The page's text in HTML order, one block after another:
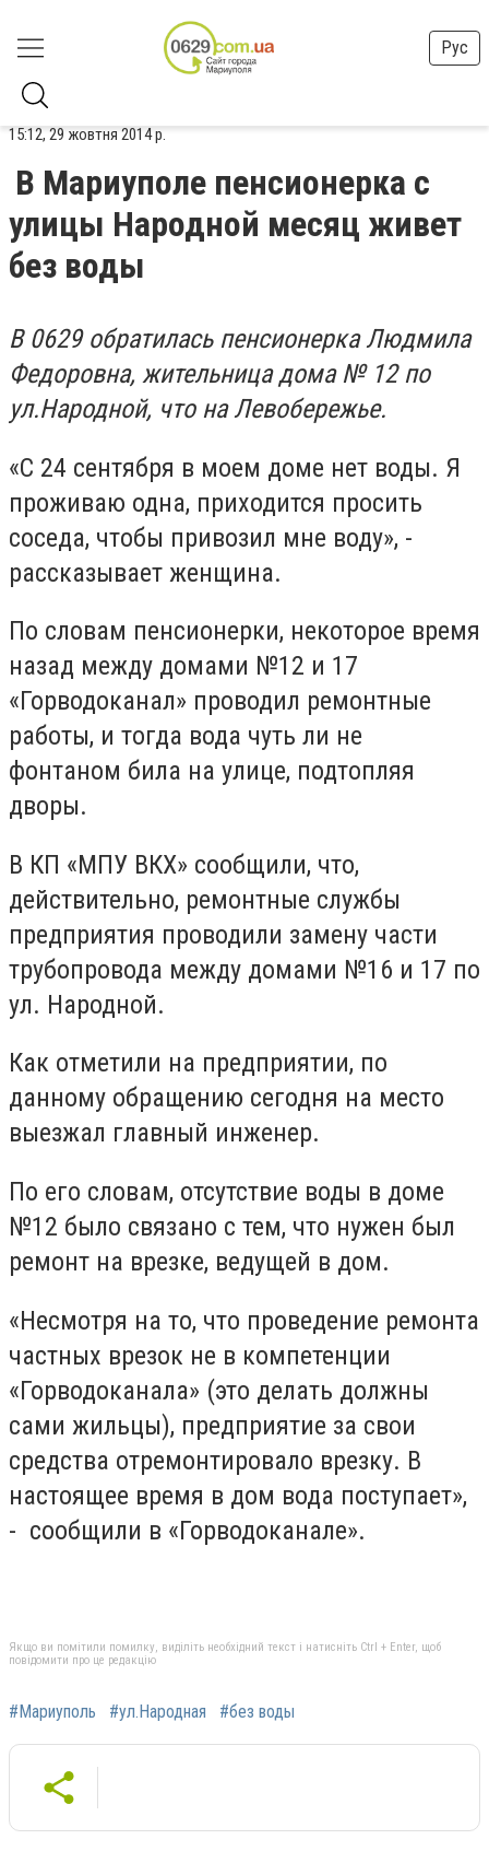
Рус
15:12, 29 жовтня 2014 р.
В Мариуполе пенсионерка с
улицы Народной месяц живет
без воды
В 0629 обратилась пенсионерка Людмила
Федоровна, жительница дома № 12 по
ул.Народной, что на Левобережье.
«С 24 сентября в моем доме нет воды. Я
проживаю одна, приходится просить
соседа, чтобы привозил мне воду», -
рассказывает женщина.
По словам пенсионерки, некоторое время
назад между домами №12 и 17
«Горводоканал» проводил ремонтные
работы, и тогда вода чуть ли не
фонтаном била на улице, подтопляя
дворы.
В КП «МПУ ВКХ» сообщили, что,
действительно, ремонтные службы
предприятия проводили замену части
трубопровода между домами №16 и 17 по
ул. Народной.
Как отметили на предприятии, по
данному обращению сегодня на место
выезжал главный инженер.
По его словам, отсутствие воды в доме
№12 было связано с тем, что нужен был
ремонт на врезке, ведущей в дом.
«Несмотря на то, что проведение ремонта
частных врезок не в компетенции
«Горводоканала» (это делать должны
сами жильцы), предприятие за свои
средства отремонтировало врезку. В
настоящее время в дом вода поступает»,
- сообщили в «Горводоканале».
Якщо ви помітили помилку, виділіть необхідний текст і натисніть Ctrl + Enter, щоб
повідомити про це редакцію
#Мариуполь #ул.Народная #без воды